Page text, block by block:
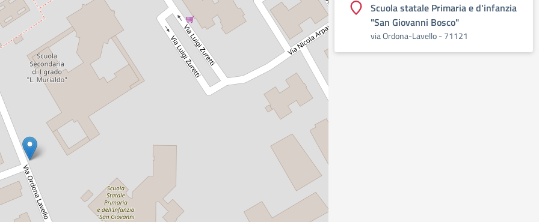
Scuola statale Primaria e d'infanzia
"San Giovanni Bosco"
via Ordona-Lavello - 71121